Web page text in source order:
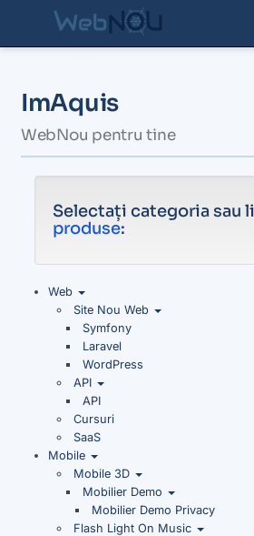
ImAquis
WebNou pentru tine
Selectați categoria sau
produse:
Web
Site Nou Web
Symfony
Laravel
WordPress
API
API
Cursuri
SaaS
Mobile
Mobile 3D
Mobilier Demo
Mobilier Demo Privacy
Flash Light On Music